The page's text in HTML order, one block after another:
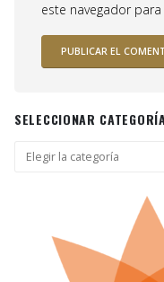
este navegador
SELECCIONAR
Seleccionar
categoría